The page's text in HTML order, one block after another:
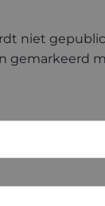
niet
gemarkeerd